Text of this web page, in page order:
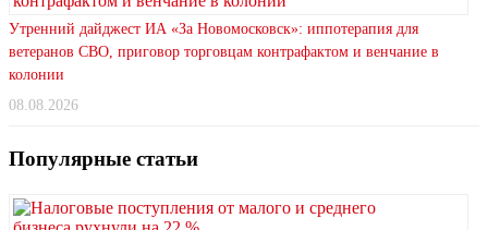
Утренний дайджест ИА «За Новомосковск»: иппотерапия для
ветеранов СВО, приговор торговцам контрафактом и венчание в
колонии
08.08.2026
Популярные статьи